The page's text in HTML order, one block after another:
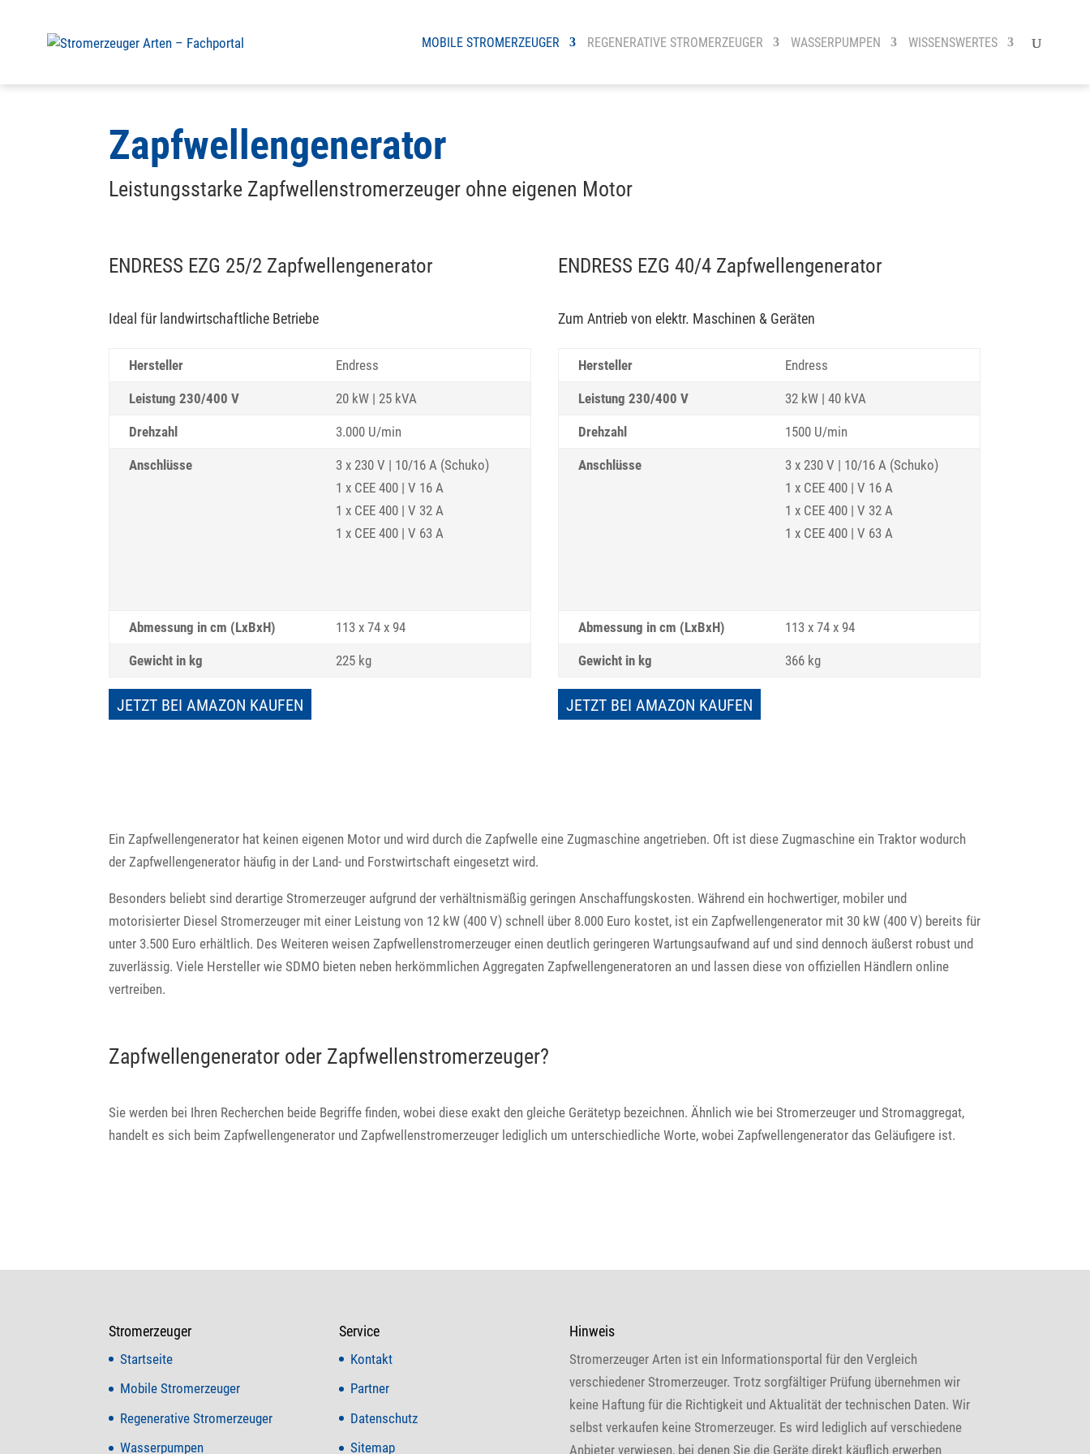
MOBILE STROMERZEUGER REGENERATIVE STROMERZEUGER WASSERPUMPEN WISSENSWERTES
Zapfwellengenerator
Leistungsstarke Zapfwellenstromerzeuger ohne eigenen Motor
ENDRESS EZG 25/2 Zapfwellengenerator
Ideal für landwirtschaftliche Betriebe
Hersteller
Endress
Leistung 230/400 V
20 kW | 25 kVA
Drehzahl
3.000 U/min
Anschlüsse
3 x 230 V | 10/16 A (Schuko)
1 x CEE 400 | V 16 A
1 x CEE 400 | V 32 A
1 x CEE 400 | V 63 A
Abmessung in cm (LxBxH)
113 x 74 x 94
Gewicht in kg
225 kg
JETZT BEI AMAZON KAUFEN
ENDRESS EZG 40/4 Zapfwellengenerator
Zum Antrieb von elektr. Maschinen & Geräten
Hersteller
Endress
Leistung 230/400 V
32 kW | 40 kVA
Drehzahl
1500 U/min
Anschlüsse
3 x 230 V | 10/16 A (Schuko)
1 x CEE 400 | V 16 A
1 x CEE 400 | V 32 A
1 x CEE 400 | V 63 A
Abmessung in cm (LxBxH)
113 x 74 x 94
Gewicht in kg
366 kg
JETZT BEI AMAZON KAUFEN
Ein Zapfwellengenerator hat keinen eigenen Motor und wird durch die Zapfwelle eine Zugmaschine angetrieben. Oft ist diese Zugmaschine ein Traktor wodurch
der Zapfwellengenerator häufig in der Land- und Forstwirtschaft eingesetzt wird.
Besonders beliebt sind derartige Stromerzeuger aufgrund der verhältnismäßig geringen Anschaffungskosten. Während ein hochwertiger, mobiler und
motorisierter Diesel Stromerzeuger mit einer Leistung von 12 kW (400 V) schnell über 8.000 Euro kostet, ist ein Zapfwellengenerator mit 30 kW (400 V) bereits für
unter 3.500 Euro erhältlich. Des Weiteren weisen Zapfwellenstromerzeuger einen deutlich geringeren Wartungsaufwand auf und sind dennoch äußerst robust und
zuverlässig. Viele Hersteller wie SDMO bieten neben herkömmlichen Aggregaten Zapfwellengeneratoren an und lassen diese von offiziellen Händlern online
vertreiben.
Zapfwellengenerator oder Zapfwellenstromerzeuger?
Sie werden bei Ihren Recherchen beide Begriffe finden, wobei diese exakt den gleiche Gerätetyp bezeichnen. Ähnlich wie bei Stromerzeuger und Stromaggregat,
handelt es sich beim Zapfwellengenerator und Zapfwellenstromerzeuger lediglich um unterschiedliche Worte, wobei Zapfwellengenerator das Geläufigere ist.
Stromerzeuger
Startseite
Mobile Stromerzeuger
Regenerative Stromerzeuger
Wasserpumpen
Service
Kontakt
Partner
Datenschutz
Sitemap
Hinweis
Stromerzeuger Arten ist ein Informationsportal für den Vergleich
verschiedener Stromerzeuger. Trotz sorgfältiger Prüfung übernehmen wir
keine Haftung für die Richtigkeit und Aktualität der technischen Daten. Wir
selbst verkaufen keine Stromerzeuger. Es wird lediglich auf verschiedene
Anbieter verwiesen, bei denen Sie die Geräte direkt käuflich erwerben